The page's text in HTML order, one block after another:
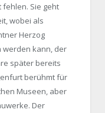
fehlen. Sie geht
wobei als
Herzog
werden kann, der
später bereits
berühmt für
Museen, aber
Der